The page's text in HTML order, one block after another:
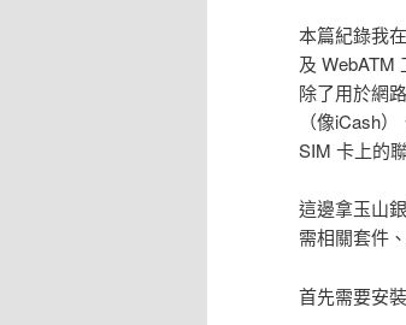
本篇紀錄我
及 WebATM
除了用於網
（像iCash
SIM 卡上的
這邊拿玉山
需相關套件
首先需要安裝